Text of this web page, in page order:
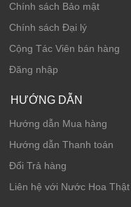
Chính sách Bảo mật
Chính sách Đại lý
Cộng Tác Viên bán hàng
Đăng nhập
HƯỚNG DẪN
Hướng dẫn Mua hàng
Hướng dẫn Thanh toán
Đổi Trả hàng
Liên hệ với Nước Hoa Thật